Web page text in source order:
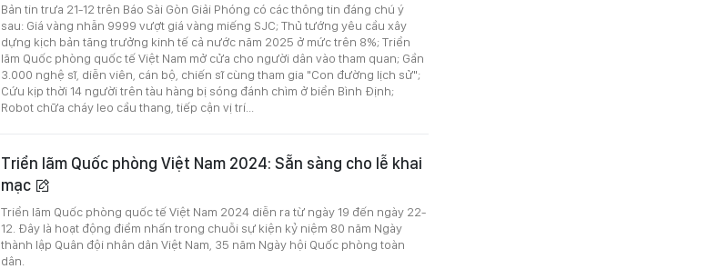
Bản tin trưa 21-12 trên Báo Sài Gòn Giải Phóng có các thông tin đáng chú ý
sau: Giá vàng nhẫn 9999 vượt giá vàng miếng SJC; Thủ tướng yêu cầu xây
dựng kịch bản tăng trưởng kinh tế cả nước năm 2025 ở mức trên 8%; Triển
lãm Quốc phòng quốc tế Việt Nam mở cửa cho người dân vào tham quan; Gần
3.000 nghệ sĩ, diễn viên, cán bộ, chiến sĩ cùng tham gia "Con đường lịch sử";
Cứu kịp thời 14 người trên tàu hàng bị sóng đánh chìm ở biển Bình Định;
Robot chữa cháy leo cầu thang, tiếp cận vị trí...
Triển lãm Quốc phòng Việt Nam 2024: Sẵn sàng cho lễ khai
mạc
Triển lãm Quốc phòng quốc tế Việt Nam 2024 diễn ra từ ngày 19 đến ngày 22-
12. Đây là hoạt động điểm nhấn trong chuỗi sự kiện kỷ niệm 80 năm Ngày
thành lập Quân đội nhân dân Việt Nam, 35 năm Ngày hội Quốc phòng toàn
dân.